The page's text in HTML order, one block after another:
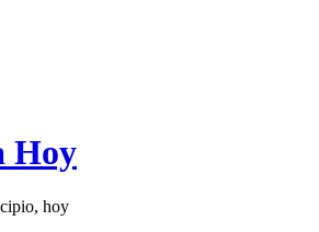
Hoy
hoy